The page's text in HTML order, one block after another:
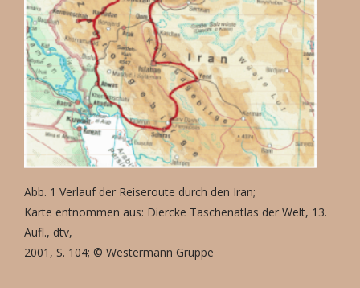
Abb. 1 Verlauf der Reiseroute durch den Iran;
Karte entnommen aus: Diercke Taschenatlas der Welt, 13.
Aufl., dtv,
2001, S. 104; © Westermann Gruppe